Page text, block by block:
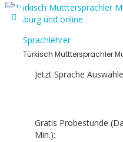
Sprachlehrer
Türkisch Mutttersprachler
Jetzt Sprache
Gratis Probestunde
Min.):